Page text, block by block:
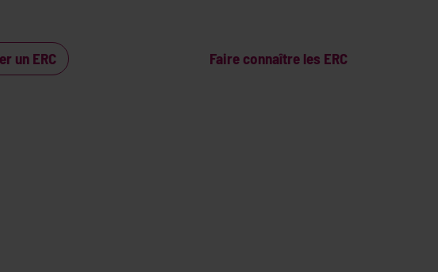
un ERC Faire connaître les ERC